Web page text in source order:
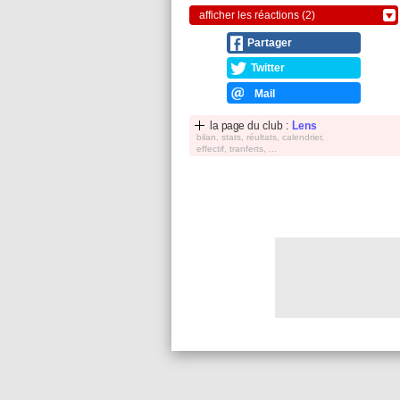
afficher les réactions (2)
Partager
Twitter
Mail
la page du club : Lens
bilan, stats, réultats, calendrier,
effectif, tranferts, ...